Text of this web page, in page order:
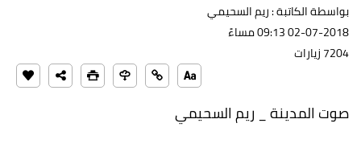
بواسطة الكاتبة : ريم السحيمي
02-07-2018 09:13 مساءً
7204 زيارات
صوت المدينة _ ريم السحيمي